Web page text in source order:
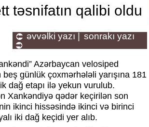
təsnifatın qalibi oldu
əvvəlki yazı | sonrakı yazı
Azərbaycan velosiped
beş günlük çoxmərhələli yarışına 181
dağ etapı ilə yekun vurulub.
Xankəndiyə qədər keçirilən son
ikinci hissəsində ikinci və birinci
iki dağ keçidi yer alıb.